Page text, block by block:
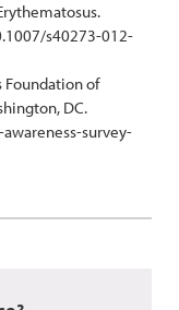
s40273-012-
Foundation of
DC.
survey-